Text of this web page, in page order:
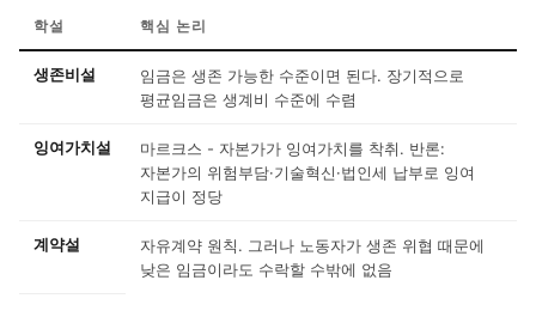
학설 핵심 논리
생존비설
임금은 생존 가능한 수준이면 된다. 장기적으로
평균임금은 생계비 수준에 수렴
잉여가치설
마르크스 - 자본가가 잉여가치를 착취. 반론:
자본가의 위험부담·기술혁신·법인세 납부로 잉여
지급이 정당
계약설
자유계약 원칙. 그러나 노동자가 생존 위협 때문에
낮은 임금이라도 수락할 수밖에 없음